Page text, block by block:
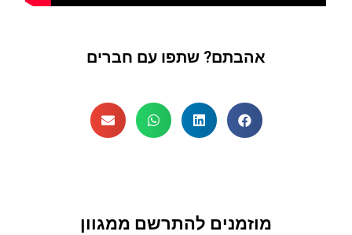
אהבתם? שתפו עם חברים
מוזמנים להתרשם ממגוון